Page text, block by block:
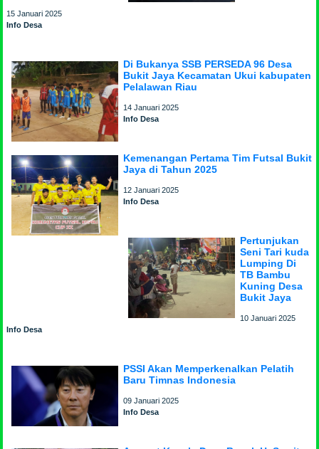
15 Januari 2025
Info Desa
Di Bukanya SSB PERSEDA 96 Desa
Bukit Jaya Kecamatan Ukui kabupaten
Pelalawan Riau
14 Januari 2025
Info Desa
Kemenangan Pertama Tim Futsal Bukit
Jaya di Tahun 2025
12 Januari 2025
Info Desa
Pertunjukan
Seni Tari kuda
Lumping Di
TB Bambu
Kuning Desa
Bukit Jaya
10 Januari 2025
Info Desa
PSSI Akan Memperkenalkan Pelatih
Baru Timnas Indonesia
09 Januari 2025
Info Desa